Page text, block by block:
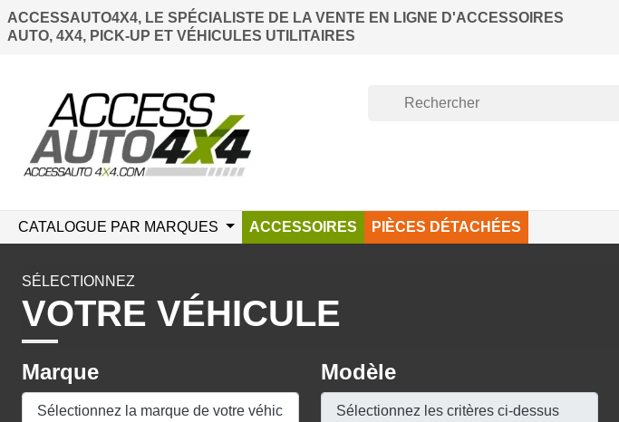
ACCESSAUTO4X4, LE SPÉCIALISTE DE LA VENTE EN LIGNE D'ACCESSOIRES
AUTO, 4X4, PICK-UP ET VÉHICULES UTILITAIRES
CATALOGUE PAR MARQUES ACCESSOIRES PIÈCES DÉTACHÉES
SÉLECTIONNEZ
VOTRE VÉHICULE
Marque Modèle